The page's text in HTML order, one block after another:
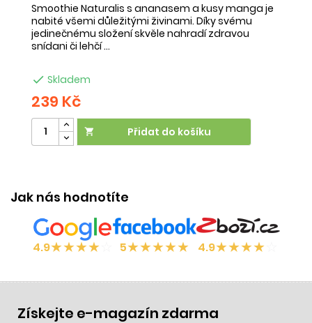
Smoothie Naturalis s ananasem a kusy manga je
nabité všemi důležitými živinami. Díky svému
jedinečnému složení skvěle nahradí zdravou
snídani či lehčí ...
 Skladem
239 Kč
 Přidat do košíku
Jak nás hodnotíte
4.9★★★★ 5★★★★★ 4.9★★★★
Získejte e-magazín zdarma